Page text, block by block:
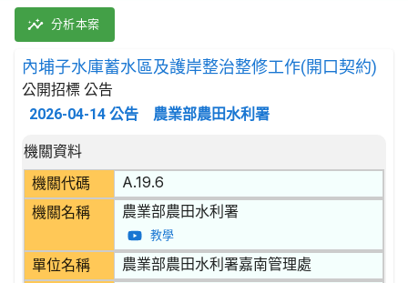
內埔子水庫蓄水區及護岸整治整修工作(開口契約) 招標公
採購類別：勞務類 土木工程施工服務 | 招標方式：公開招
分析本案
內埔子水庫蓄水區及護岸整治整修工作(開口契約)
公開招標 公告
2026-04-14 公告 農業部農田水利署
招標公告詳細內容
機關資料
機關代碼
A.19.6
機關名稱 農業部農田水利署
教學
單位名稱 農業部農田水利署嘉南管理處